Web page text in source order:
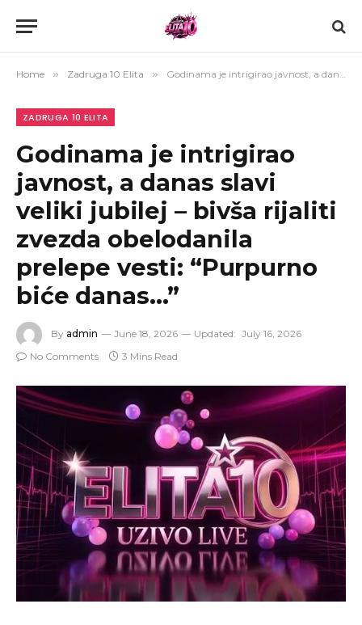
Home » Zadruga 10 Elita » Godinama je intrigirao javnost, a danas slavi veliki jubilej – bivša rijaliti zvezda obelodanila prelepe vesti: “Purpurno biće danas…”
ZADRUGA 10 ELITA
Godinama je intrigirao
javnost, a danas slavi
veliki jubilej – bivša rijaliti
zvezda obelodanila
prelepe vesti: “Purpurno
biće danas…”
By admin June 18, 2026 Updated: July 16, 2026
No Comments
3 Mins Read